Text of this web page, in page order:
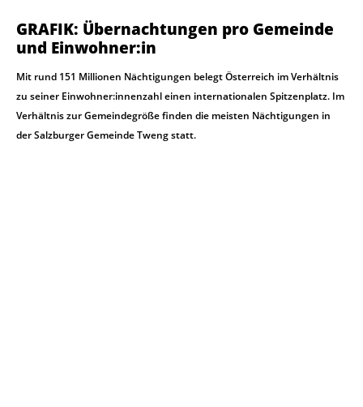
GRAFIK: Übernachtungen pro Gemeinde
und Einwohner:in
Mit rund 151 Millionen Nächtigungen belegt Österreich im Verhältnis
zu seiner Einwohner:innenzahl einen internationalen Spitzenplatz. Im
Verhältnis zur Gemeindegröße finden die meisten Nächtigungen in
der Salzburger Gemeinde Tweng statt.